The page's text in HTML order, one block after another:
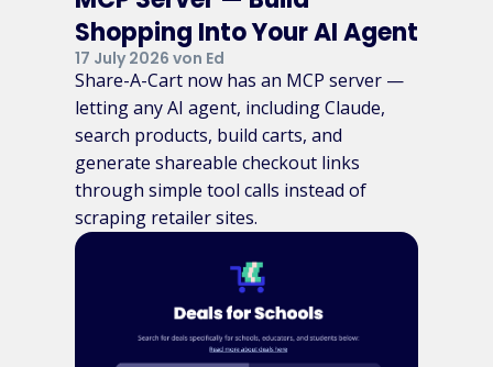
Shopping Into Your AI Agent
17 July 2026 von Ed
Share-A-Cart now has an MCP server —
letting any AI agent, including Claude,
search products, build carts, and
generate shareable checkout links
through simple tool calls instead of
scraping retailer sites.